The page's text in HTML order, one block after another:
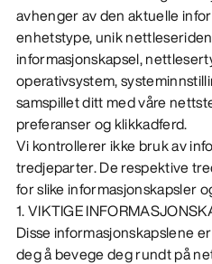
avhenger av den aktuelle
enhetstype, unik
informasjonskapsel,
operativsystem,
samspillet ditt med våre
preferanser og klikkadferd.
Vi kontrollerer ikke bruk av
tredjeparter. De respektive
for slike informasjonskapsler
1. VIKTIGE
Disse informasjonskapslene
deg å bevege deg rundt på